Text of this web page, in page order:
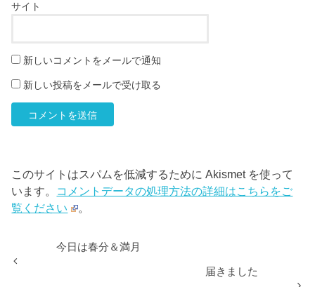
サイト
新しいコメントをメールで通知
新しい投稿をメールで受け取る
このサイトはスパムを低減するために Akismet を使って
います。 コメントデータの処理方法の詳細はこちらをご
覧ください
。
今日は春分＆満月
届きました